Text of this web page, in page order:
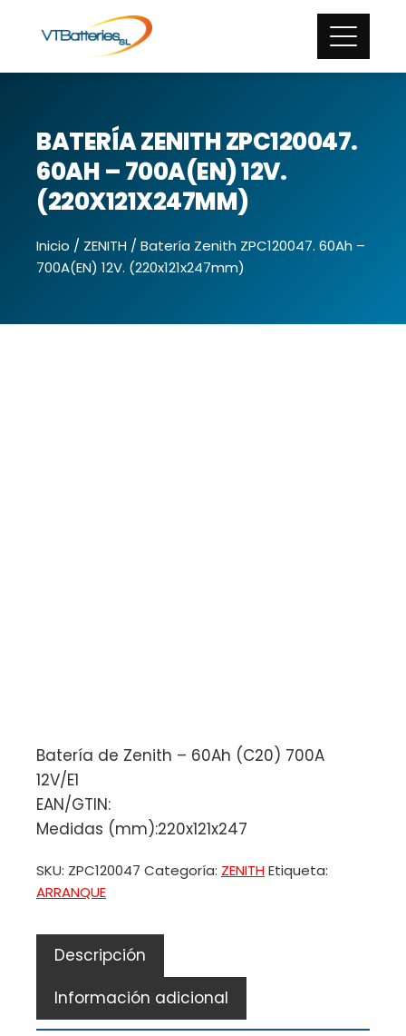
BATERÍA ZENITH ZPC120047.
60AH – 700A(EN) 12V.
(220X121X247MM)
Inicio / ZENITH / Batería Zenith ZPC120047. 60Ah –
700A(EN) 12V. (220x121x247mm)
Batería de Zenith – 60Ah (C20) 700A
12V/E1
EAN/GTIN:
Medidas (mm):220x121x247
SKU: ZPC120047 Categoría: ZENITHEtiqueta:
ARRANQUE
Descripción
Información adicional